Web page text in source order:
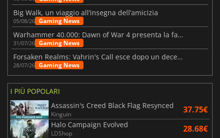
Big Walk, un viaggio all’insegna dell’amicizia
05/08/26 Gaming News
Warhammer 40.000: Dawn of War 4 presenta la fazione dei Necron
31/07/26 Gaming News
Forsaken Realms: Vahrin's Call esce dopo un decennio di sviluppo
28/07/26 Gaming News
I PIÙ POPOLARI
Assassin's Creed Black Flag Resynced
Kinguin 37.75€
Halo Campaign Evolved
LDShop 28.68€